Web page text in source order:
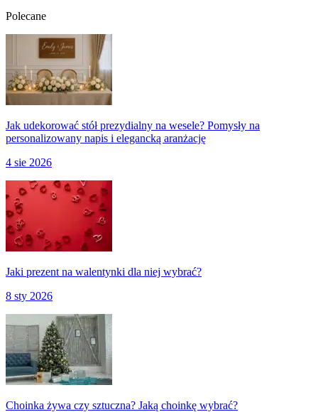
Polecane
Jak udekorować stół prezydialny na wesele? Pomysły na
personalizowany napis i elegancką aranżację
4 sie 2026
Jaki prezent na walentynki dla niej wybrać?
8 sty 2026
Choinka żywa czy sztuczna? Jaką choinkę wybrać?